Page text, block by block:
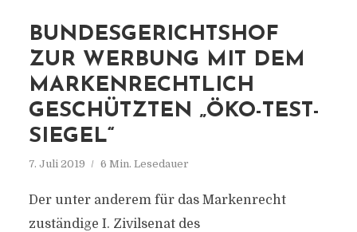
BUNDESGERICHTSHOF
ZUR WERBUNG MIT DEM
MARKENRECHTLICH
GESCHÜTZTEN „ÖKO-TEST-
SIEGEL“
7. Juli 2019 6 Min. Lesedauer
Der unter anderem für das Markenrecht
zuständige I. Zivilsenat des